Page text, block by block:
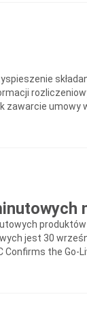
zawarcie umowy
jest 30
Confirms the Go-